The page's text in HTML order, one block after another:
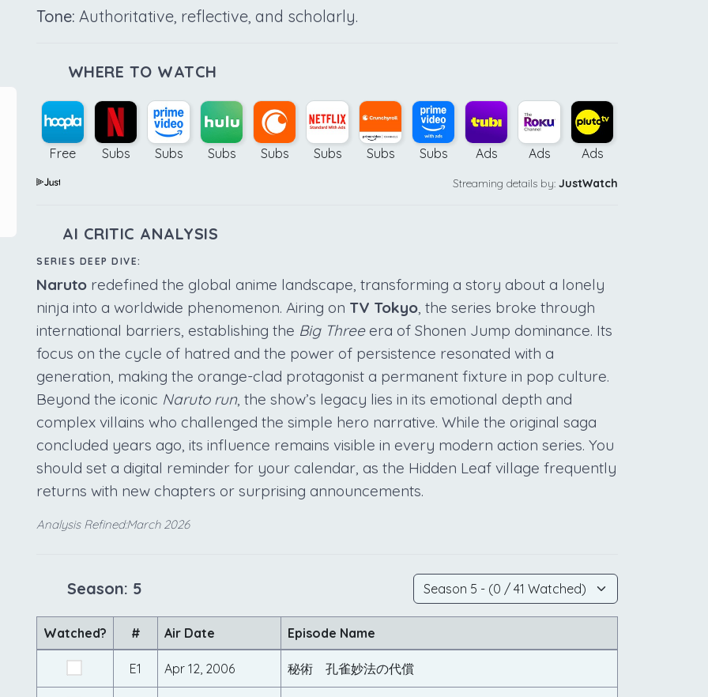
Tone: Authoritative, reflective, and scholarly.
WHERE TO WATCH
Free Subs Subs Subs Subs Subs Subs Subs Ads Ads Ads
Streaming details by: JustWatch
AI CRITIC ANALYSIS
SERIES DEEP DIVE:
Naruto redefined the global anime landscape, transforming a story about a lonely
ninja into a worldwide phenomenon. Airing on TV Tokyo, the series broke through
international barriers, establishing the Big Threeera of Shonen Jump dominance. Its
focus on the cycle of hatred and the power of persistence resonated with a
generation, making the orange-clad protagonist a permanent fixture in pop culture.
Beyond the iconic Naruto run, the show’s legacy lies in its emotional depth and
complex villains who challenged the simple hero narrative. While the original saga
concluded years ago, its influence remains visible in every modern action series. You
should set a digital reminder for your calendar, as the Hidden Leaf village frequently
returns with new chapters or surprising announcements.
Analysis Refined:March 2026
Season: 5
Watched? # Air Date Episode Name
E1 Apr 12, 2006 秘術 孔雀妙法の代償